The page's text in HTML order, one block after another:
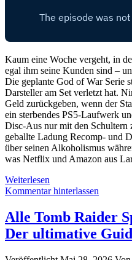
Kaum eine Woche vergeht, in
egal ihm seine Kunden sind –
Die geplante God of War Serie
Darsteller am Set verletzt hat.
Geld zurückgeben, wenn der
ein sterbendes PS5-Laufwerk
Disc-Aus nur mit den Schultern
geballte Ladung Recomp- und
über seinen Alkoholismus
was Netflix und Amazon aus
Weiterlesen
of
Serie:
Kratos
verletzt
Nintendos
Kommentar hinterlassen
Alle Tomb Raider
Der ultimative